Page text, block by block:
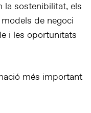
la sostenibilitat, els
de negoci
i les oportunitats
més important